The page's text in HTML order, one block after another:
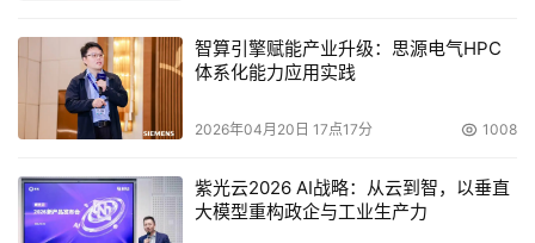
这个部门，我们是不是要减少在这个方面的能耗呢？要能够
帮助人们在他们所在的城市更好的生活呢？有的时候，我不
知道是不是我们能够实现这一点，所以从数据中心以及从IT
IT服务的管理，而且还要有更好的业务的连续性。这些都是
我们的目的。
智算引擎赋能产业升级：思源电气HPC
体系化能力应用实践
2026年04月20日 17点17分 1008
紫光云2026 AI战略：从云到智，以垂直
大模型重构政企与工业生产力